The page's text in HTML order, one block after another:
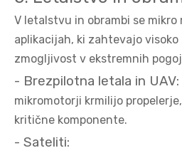
V letalstvu in obrambi se
aplikacijah, ki zahtevajo
zmogljivost v ekstremnih
- Brezpilotna letala in UAV:
​​mikromotorji krmilijo
kritične komponente.
- Sateliti: